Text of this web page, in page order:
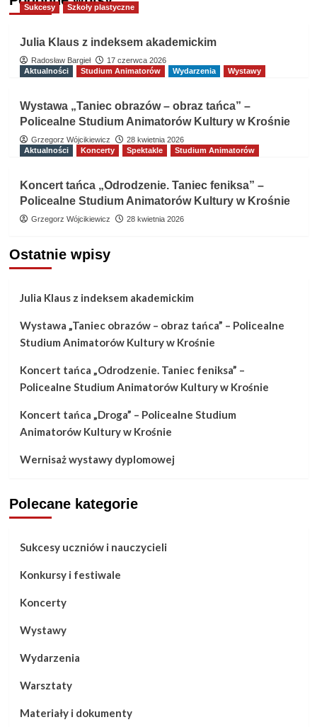
Sukcesy Szkoły plastyczne
Julia Klaus z indeksem akademickim
Radosław Bargieł
17 czerwca 2026
Aktualności
Studium Animatorów Wydarzenia Wystawy
Wystawa „Taniec obrazów – obraz tańca” –
Policealne Studium Animatorów Kultury w Krośnie
Grzegorz Wójcikiewicz
28 kwietnia 2026
Aktualności
Koncerty Spektakle Studium Animatorów
Koncert tańca „Odrodzenie. Taniec feniksa” –
Policealne Studium Animatorów Kultury w Krośnie
Grzegorz Wójcikiewicz 28 kwietnia 2026
Ostatnie wpisy
Julia Klaus z indeksem akademickim
Wystawa „Taniec obrazów – obraz tańca” – Policealne
Studium Animatorów Kultury w Krośnie
Koncert tańca „Odrodzenie. Taniec feniksa” –
Policealne Studium Animatorów Kultury w Krośnie
Koncert tańca „Droga” – Policealne Studium
Animatorów Kultury w Krośnie
Wernisaż wystawy dyplomowej
Polecane kategorie
Sukcesy uczniów i nauczycieli
Konkursy i festiwale
Koncerty
Wystawy
Wydarzenia
Warsztaty
Materiały i dokumenty